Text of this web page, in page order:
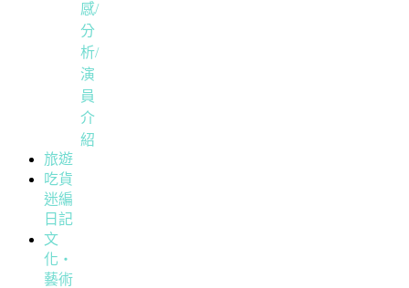
感/
分
析/
演
員
介
紹
旅遊
吃貨
迷編
日記
文
化・
藝術